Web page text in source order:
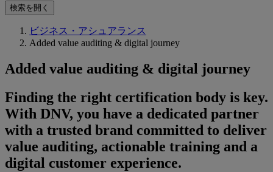
検索を開く
ビジネス・アシュアランス
Added value auditing & digital journey
Added value auditing & digital journey
Finding the right certification body is key.
With DNV, you have a dedicated partner
with a trusted brand committed to deliver
value auditing, actionable training and a
digital customer experience.